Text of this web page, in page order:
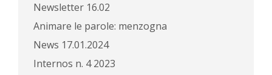
Newsletter 16.02
Animare le parole: menzogna
News 17.01.2024
Internos n. 4 2023